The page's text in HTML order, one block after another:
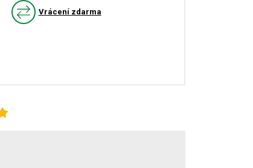
Vrácení zdarma